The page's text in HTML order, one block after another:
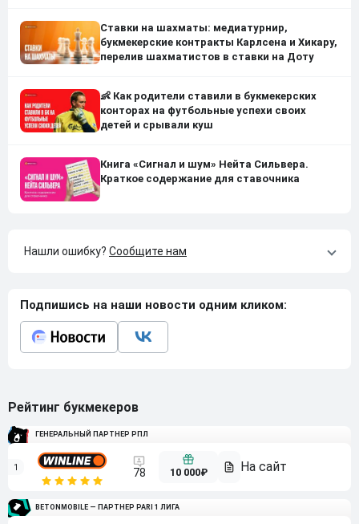
Ставки на шахматы: медиатурнир,
букмекерские контракты Карлсена и Хикару,
перелив шахматистов в ставки на Доту
👶 Как родители ставили в букмекерских
конторах на футбольные успехи своих
детей и срывали куш
Книга «Сигнал и шум» Нейта Сильвера.
Краткое содержание для ставочника
Нашли ошибку? Сообщите нам
Подпишись на наши новости одним кликом:
Рейтинг букмекеров
ГЕНЕРАЛЬНЫЙ ПАРТНЕР РПЛ
1 78 10 000₽
BETONMOBILE — ПАРТНЕР PARI 1 ЛИГА